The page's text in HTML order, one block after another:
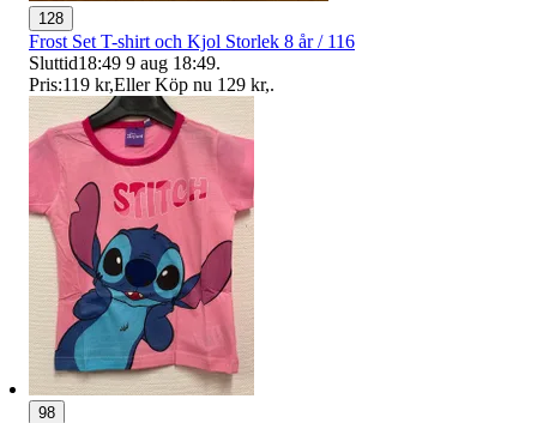
128
Frost Set T-shirt och Kjol Storlek 8 år / 116
Sluttid18:49 9 aug 18:49.
Pris:119 kr,Eller Köp nu 129 kr,.
98